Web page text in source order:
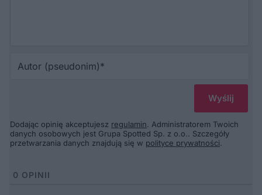
Dodając opinię akceptujesz regulamin. Administratorem Twoich
danych osobowych jest Grupa Spotted Sp. z o.o.. Szczegóły
przetwarzania danych znajdują się w polityce prywatności.
0 OPINII